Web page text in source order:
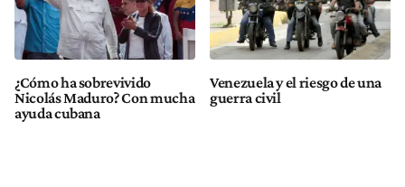
¿Cómo ha sobrevivido
Nicolás Maduro? Con mucha
ayuda cubana
Venezuela y el riesgo de una
guerra civil